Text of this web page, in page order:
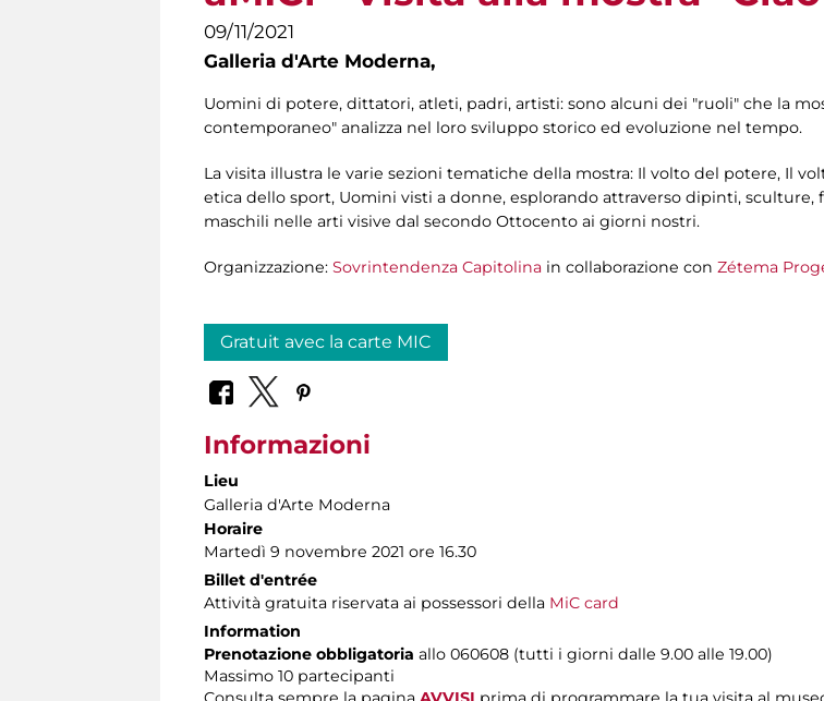
09/11/2021
Galleria d'Arte Moderna,
Uomini di potere, dittatori, atleti, padri, artisti: sono alcuni dei "ruoli" che la
contemporaneo" analizza nel loro sviluppo storico ed evoluzione nel tempo.
La visita illustra le varie sezioni tematiche della mostra: Il volto del potere, Il
etica dello sport, Uomini visti a donne, esplorando attraverso dipinti,
maschili nelle arti visive dal secondo Ottocento ai giorni nostri.
Organizzazione: Sovrintendenza Capitolina in collaborazione con Zétema
Gratuit avec la carte MIC
Informazioni
Lieu
Galleria d'Arte Moderna
Horaire
Martedì 9 novembre 2021 ore 16.30
Billet d'entrée
Attività gratuita riservata ai possessori della MiC card
Information
Prenotazione obbligatoria allo 060608 (tutti i giorni dalle 9.00 alle 19.00)
Massimo 10 partecipanti